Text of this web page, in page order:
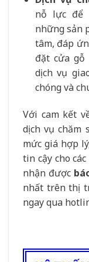
nỗ lực để
những sản
tâm, đáp
đặt cửa gỗ
dịch vụ
chóng và
Với cam kết
dịch vụ chăm
mức giá hợp
tin cậy cho
nhận được
nhất trên thị
ngay qua